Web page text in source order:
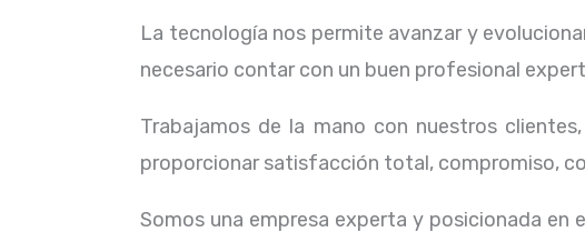
La tecnología nos permite avanzar y
necesario contar con un buen profesional
Trabajamos de la mano con nuestros
proporcionar satisfacción total, compromiso,
Somos una empresa experta y posicionada en